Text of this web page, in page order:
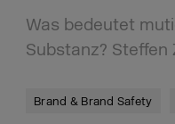
Was bedeutet
Substanz? Steffen
Brand & Brand Safety